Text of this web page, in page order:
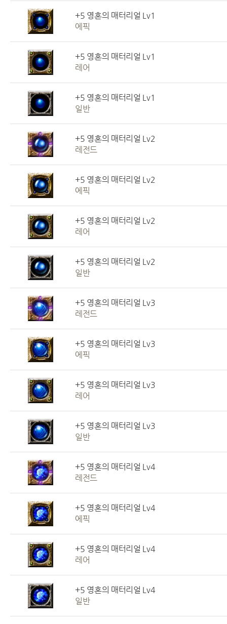
+5 영혼의 매터리얼 Lv1
에픽
+5 영혼의 매터리얼 Lv1
레어
+5 영혼의 매터리얼 Lv1
일반
+5 영혼의 매터리얼 Lv2
레전드
+5 영혼의 매터리얼 Lv2
에픽
+5 영혼의 매터리얼 Lv2
레어
+5 영혼의 매터리얼 Lv2
일반
+5 영혼의 매터리얼 Lv3
레전드
+5 영혼의 매터리얼 Lv3
에픽
+5 영혼의 매터리얼 Lv3
레어
+5 영혼의 매터리얼 Lv3
일반
+5 영혼의 매터리얼 Lv4
레전드
+5 영혼의 매터리얼 Lv4
에픽
+5 영혼의 매터리얼 Lv4
레어
+5 영혼의 매터리얼 Lv4
일반